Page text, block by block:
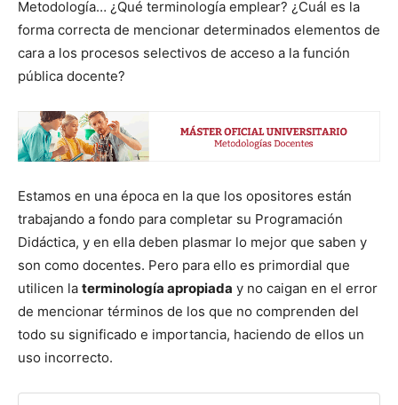
Metodología… ¿Qué terminología emplear? ¿Cuál es la
forma correcta de mencionar determinados elementos de
cara a los procesos selectivos de acceso a la función
pública docente?
Estamos en una época en la que los opositores están
trabajando a fondo para completar su Programación
Didáctica, y en ella deben plasmar lo mejor que saben y
son como docentes. Pero para ello es primordial que
utilicen la terminología apropiada y no caigan en el error
de mencionar términos de los que no comprenden del
todo su significado e importancia, haciendo de ellos un
uso incorrecto.